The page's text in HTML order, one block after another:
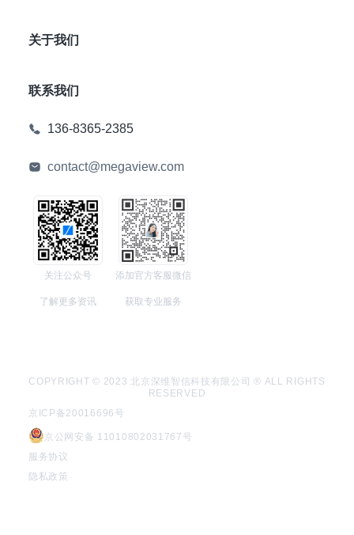
关于我们
联系我们
136-8365-2385
contact@megaview.com
关注公众号
了解更多资讯
添加官方客服微信
获取专业服务
COPYRIGHT © 2023 北京深维智信科技有限公司 ® ALL RIGHTS
RESERVED
京ICP备20016696号
京公网安备 11010802031767号
服务协议
隐私政策